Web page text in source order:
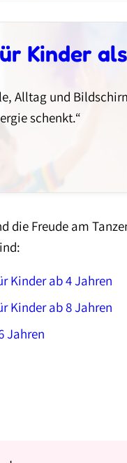
Kinder
Alltag und
schenkt.“
die Freude am
Kinder ab 4 Jahren
Kinder ab 8 Jahren
Jahren